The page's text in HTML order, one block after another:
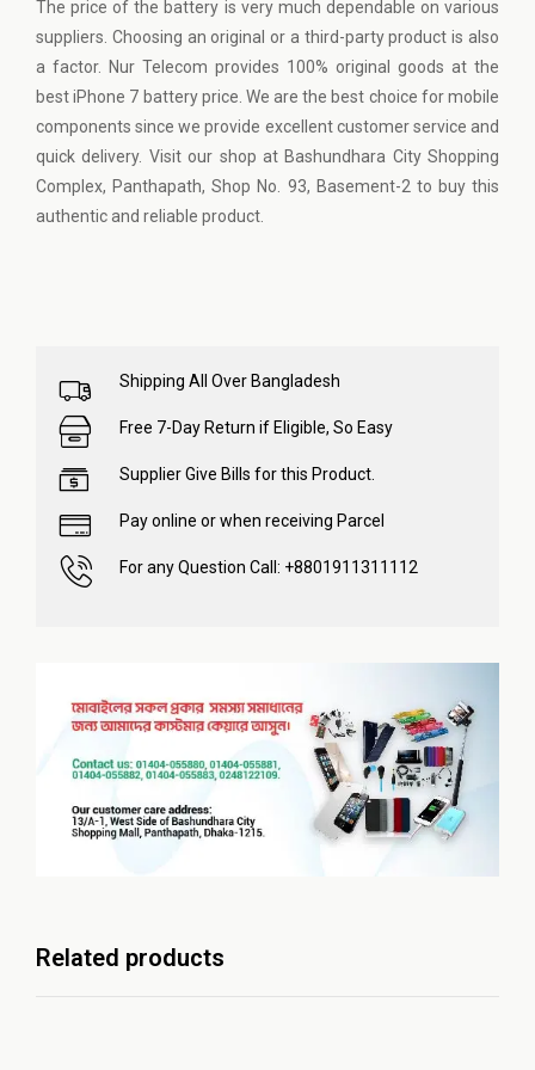
The price of the battery is very much dependable on various
suppliers. Choosing an original or a third-party product is also
a factor.
Nur Telecom provides 100% original goods at the
best iPhone 7 battery price. We are the best choice for mobile
components since we provide excellent customer service and
quick delivery. Visit our shop at Bashundhara City Shopping
Complex, Panthapath, Shop No. 93, Basement-2 to buy this
authentic and reliable product.
Shipping All Over Bangladesh
Free 7-Day Return if Eligible, So Easy
Supplier Give Bills for this Product.
Pay online or when receiving Parcel
For any Question Call: +8801911311112
Related products